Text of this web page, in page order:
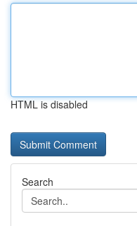
HTML is disabled
Search